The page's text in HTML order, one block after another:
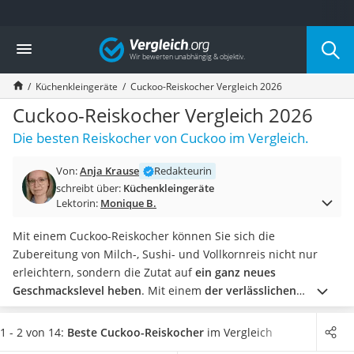
Die beliebtesten Vergleiche nach Kategorie
Haushalt
Wassersprudler
Zentralstaubsauger
Brotbackautomat
Wischroboter
Wäschespinne
Spülmaschinentabs
Akku-Staubsauger
AEG-Waschmaschine
Saug-Wisch-Roboter
Handstaubsauger
Milchaufschäumer
Kondenstrockner
Reiskocher
Vergleich
Küchenkleingeräte Cuckoo-Reiskocher Vergleich 2026
Cuckoo-Reiskocher Vergleich 2026
Die besten Reiskocher von Cuckoo im Vergleich.
Von:Anja Krause
Redakteurin
schreibt über: Küchenkleingeräte
Lektorin: Monique B.
Mit einem Cuckoo-Reiskocher können Sie sich die
Zubereitung von Milch-, Sushi- und Vollkornreis nicht nur
erleichtern, sondern die Zutat aufein ganz neues
Geschmackslevel heben. Mit einem der verlässlichen
Reiskocheraus Koreaist es möglich, neben Reis auch
Getreide und Gemüse schonend im Dampf zu garen und auf
1 - 2 von 14: Beste Cuckoo-Reiskocher im Vergleich